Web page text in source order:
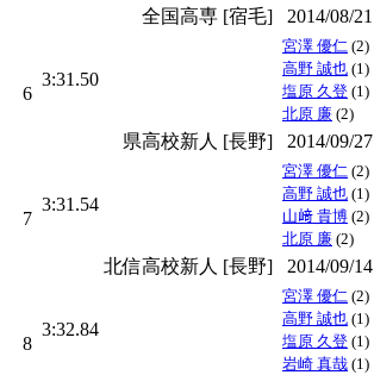
全国高専 [宿毛] 2014/08/21
6
3:31.50
宮澤 優仁 (2)
高野 誠也 (1)
塩原 久登 (1)
北原 廉 (2)
県高校新人 [長野] 2014/09/27
7
3:31.54
宮澤 優仁 (2)
高野 誠也 (1)
山﨑 貴博 (2)
北原 廉 (2)
北信高校新人 [長野] 2014/09/14
8
3:32.84
宮澤 優仁 (2)
高野 誠也 (1)
塩原 久登 (1)
岩崎 真哉 (1)